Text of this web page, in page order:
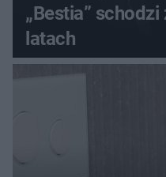
„Bestia”
latach